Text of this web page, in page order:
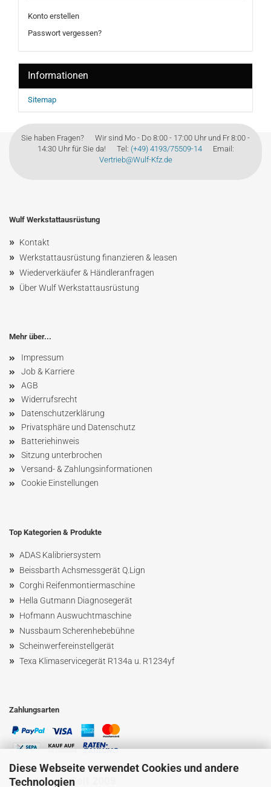
Diese Webseite verwendet Cookies und andere
Technologien
Konto erstellen
Passwort vergessen?
Informationen
Sitemap
Sie haben Fragen? Wir sind Mo - Do 8:00 - 17:00 Uhr und Fr 8:00 -
14:30 Uhr für Sie da! Tel: (+49) 4193/75509-14Email:
Vertrieb@Wulf-Kfz.de
Wulf Werkstattausrüstung
» Kontakt
» Werkstattausrüstung finanzieren & leasen
» Wiederverkäufer & Händleranfragen
» Über Wulf Werkstattausrüstung
Mehr über...
Impressum
Job & Karriere
AGB
Widerrufsrecht
Datenschutzerklärung
Privatsphäre und Datenschutz
Batteriehinweis
Sitzung unterbrochen
Versand- & Zahlungsinformationen
Cookie Einstellungen
Top Kategorien & Produkte
» ADAS Kalibriersystem
» Beissbarth Achsmessgerät Q.Lign
» Corghi Reifenmontiermaschine
» Hella Gutmann Diagnosegerät
» Hofmann Auswuchtmaschine
» NussbaumScherenhebebühne
» Scheinwerfereinstellgerät
» Texa Klimaservicegerät R134a u. R1234yf
Zahlungsarten